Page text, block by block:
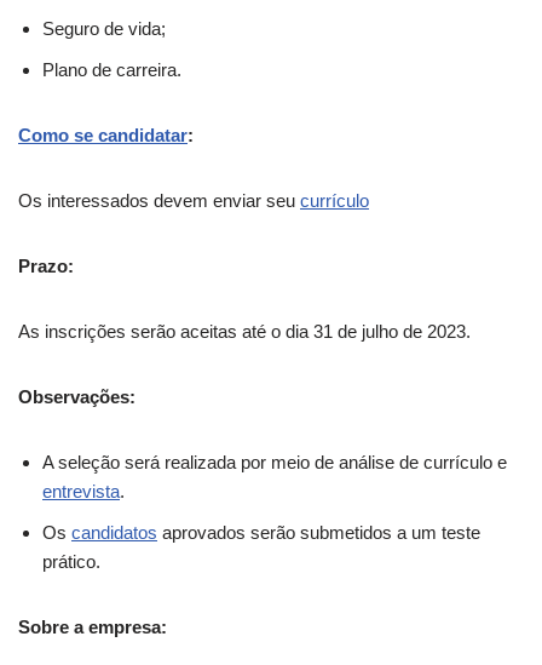
Seguro de vida;
Plano de carreira.
Como se candidatar:
Os interessados devem enviar seu currículo
Prazo:
As inscrições serão aceitas até o dia 31 de julho de 2023.
Observações:
A seleção será realizada por meio de análise de currículo e
entrevista.
Os candidatos aprovados serão submetidos a um teste
prático.
Sobre a empresa: